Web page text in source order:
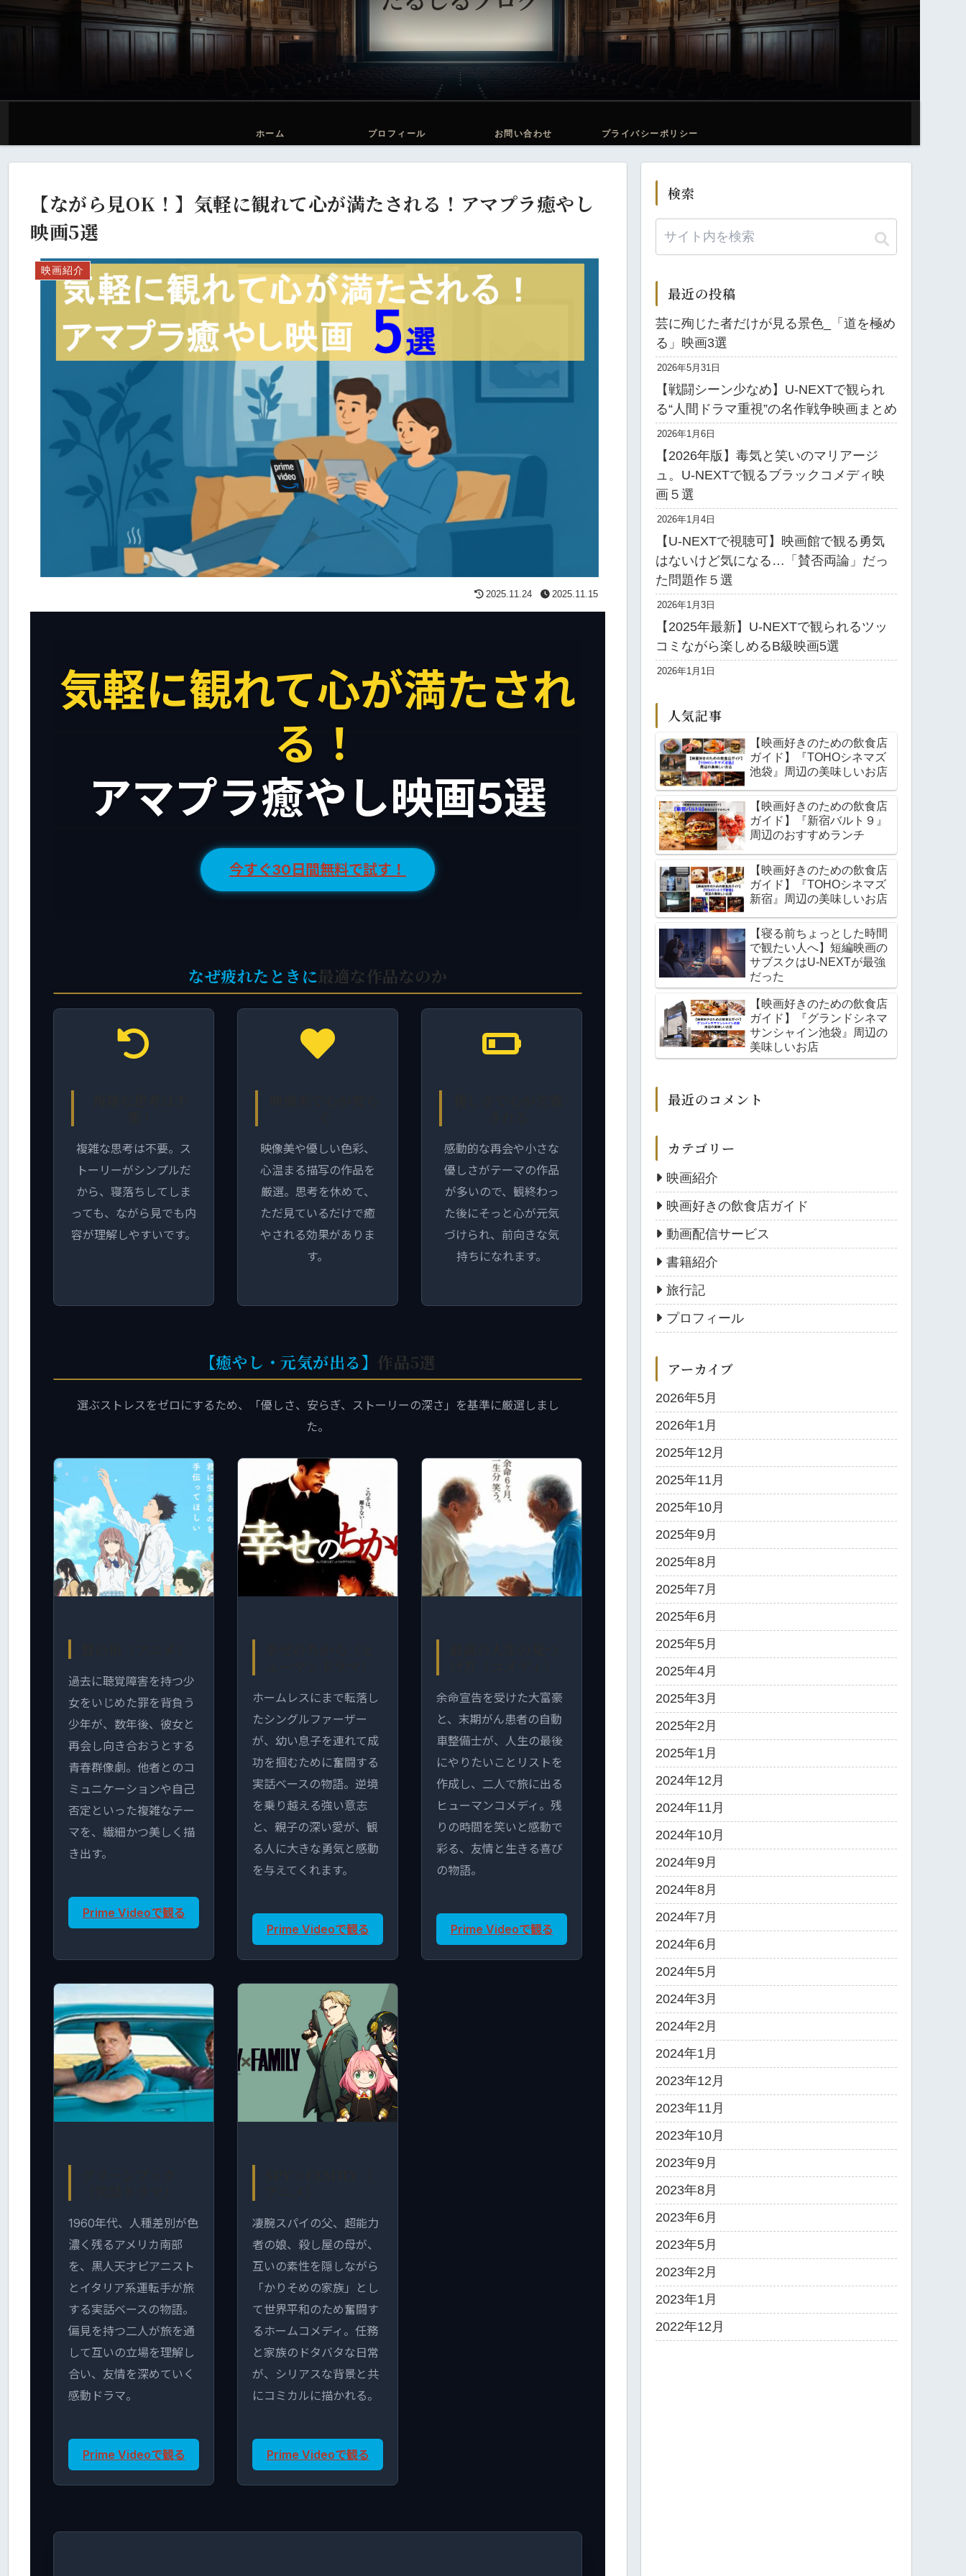
ホーム プロフィール お問い合わせ プライバシーポリシー
【ながら見OK！】気軽に観れて心が満たされる！アマプラ癒やし
映画5選
映画紹介
2025.11.24 2025.11.15
気軽に観れて心が満たされ
る！
アマプラ癒やし映画5選
今すぐ30日間無料で試す！
なぜ疲れたときに最適な作品なのか
複雑な思考は不要。ス
トーリーがシンプルだ
から、寝落ちしてしま
っても、ながら見でも内
容が理解しやすいです。
映像美や優しい色彩、
心温まる描写の作品を
厳選。思考を休めて、
ただ見ているだけで癒
やされる効果がありま
す。
感動的な再会や小さな
優しさがテーマの作品
が多いので、観終わっ
た後にそっと心が元気
づけられ、前向きな気
持ちになれます。
【癒やし・元気が出る】 作品5選
選ぶストレスをゼロにするため、「優しさ、安らぎ、ストーリーの深さ」を基準に厳選しまし
た。
過去に聴覚障害を持つ少
女をいじめた罪を背負う
少年が、数年後、彼女と
再会し向き合おうとする
青春群像劇。他者とのコ
ミュニケーションや自己
否定といった複雑なテー
マを、繊細かつ美しく描
き出す。
Prime Videoで観る
ホームレスにまで転落し
たシングルファーザー
が、幼い息子を連れて成
功を掴むために奮闘する
実話ベースの物語。逆境
を乗り越える強い意志
と、親子の深い愛が、観
る人に大きな勇気と感動
を与えてくれます。
Prime Videoで観る
余命宣告を受けた大富豪
と、末期がん患者の自動
車整備士が、人生の最後
にやりたいことリストを
作成し、二人で旅に出る
ヒューマンコメディ。残
りの時間を笑いと感動で
彩る、友情と生きる喜び
の物語。
Prime Videoで観る
1960年代、人種差別が色
濃く残るアメリカ南部
を、黒人天才ピアニスト
とイタリア系運転手が旅
する実話ベースの物語。
偏見を持つ二人が旅を通
して互いの立場を理解し
合い、友情を深めていく
感動ドラマ。
Prime Videoで観る
凄腕スパイの父、超能力
者の娘、殺し屋の母が、
互いの素性を隠しながら
「かりそめの家族」とし
て世界平和のため奮闘す
るホームコメディ。任務
と家族のドタバタな日常
が、シリアスな背景と共
にコミカルに描かれる。
Prime Videoで観る
検索
最近の投稿
芸に殉じた者だけが見る景色_「道を極め
る」映画3選
2026年5月31日
【戦闘シーン少なめ】U-NEXTで観られ
る“人間ドラマ重視”の名作戦争映画まとめ
2026年1月6日
【2026年版】毒気と笑いのマリアージ
ュ。U-NEXTで観るブラックコメディ映
画５選
2026年1月4日
【U-NEXTで視聴可】映画館で観る勇気
はないけど気になる…「賛否両論」だっ
た問題作５選
2026年1月3日
【2025年最新】U-NEXTで観られるツッ
コミながら楽しめるB級映画5選
2026年1月1日
人気記事
【映画好きのための飲食店
ガイド】『TOHOシネマズ
池袋』周辺の美味しいお店
【映画好きのための飲食店
ガイド】『新宿バルト９』
周辺のおすすめランチ
【映画好きのための飲食店
ガイド】『TOHOシネマズ
新宿』周辺の美味しいお店
【寝る前ちょっとした時間
で観たい人へ】短編映画の
サブスクはU-NEXTが最強
だった
【映画好きのための飲食店
ガイド】『グランドシネマ
サンシャイン池袋』周辺の
美味しいお店
最近のコメント
カテゴリー
映画紹介
映画好きの飲食店ガイド
動画配信サービス
書籍紹介
旅行記
プロフィール
アーカイブ
2026年5月
2026年1月
2025年12月
2025年11月
2025年10月
2025年9月
2025年8月
2025年7月
2025年6月
2025年5月
2025年4月
2025年3月
2025年2月
2025年1月
2024年12月
2024年11月
2024年10月
2024年9月
2024年8月
2024年7月
2024年6月
2024年5月
2024年3月
2024年2月
2024年1月
2023年12月
2023年11月
2023年10月
2023年9月
2023年8月
2023年6月
2023年5月
2023年2月
2023年1月
2022年12月